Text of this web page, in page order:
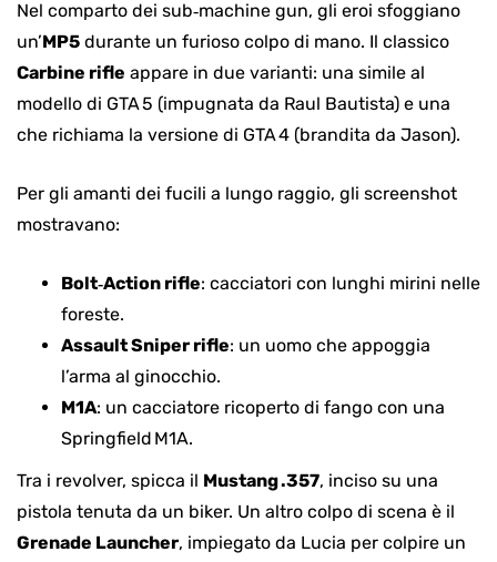
Nel comparto dei sub‑machine gun, gli eroi sfoggiano
un’MP5 durante un furioso colpo di mano. Il classico
Carbine rifle appare in due varianti: una simile al
modello di GTA 5 (impugnata da Raul Bautista) e una
che richiama la versione di GTA 4 (brandita da Jason).
Per gli amanti dei fucili a lungo raggio, gli screenshot
mostravano:
Bolt‑Action rifle: cacciatori con lunghi mirini nelle
foreste.
Assault Sniper rifle: un uomo che appoggia
l’arma al ginocchio.
M1A: un cacciatore ricoperto di fango con una
Springfield M1A.
Tra i revolver, spicca il Mustang .357, inciso su una
pistola tenuta da un biker. Un altro colpo di scena è il
Grenade Launcher, impiegato da Lucia per colpire un